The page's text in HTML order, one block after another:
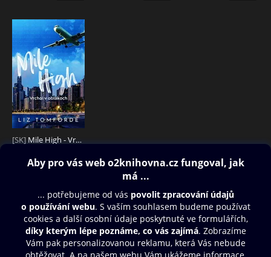
[SK] Mile High - Vrchol v oblakoch
439 Kč
Obsah ke stažení
Moje O2 Knihovna
Další zábava